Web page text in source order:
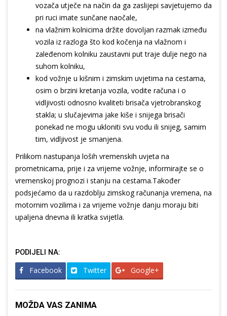
vozača utječe na način da ga zaslijepi savjetujemo da
pri ruci imate sunčane naočale,
na vlažnim kolnicima držite dovoljan razmak između
vozila iz razloga što kod kočenja na vlažnom i
zaleđenom kolniku zaustavni put traje dulje nego na
suhom kolniku,
kod vožnje u kišnim i zimskim uvjetima na cestama,
osim o brzini kretanja vozila, vodite računa i o
vidljivosti odnosno kvaliteti brisača vjetrobranskog
stakla; u slučajevima jake kiše i snijega brisači
ponekad ne mogu ukloniti svu vodu ili snijeg, samim
tim, vidljivost je smanjena.
Prilikom nastupanja loših vremenskih uvjeta na
prometnicama, prije i za vrijeme vožnje, informirajte se o
vremenskoj prognozi i stanju na cestama.Također
podsjećamo da u razdoblju zimskog računanja vremena, na
motornim vozilima i za vrijeme vožnje danju moraju biti
upaljena dnevna ili kratka svijetla.
PODIJELI NA:
Facebook Twitter Google+
MOŽDA VAS ZANIMA